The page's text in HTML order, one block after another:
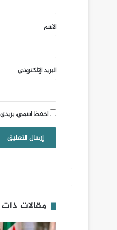
*
الاسم
البريد الإلكتروني
احفظ اسمي، بريدي
مقالات